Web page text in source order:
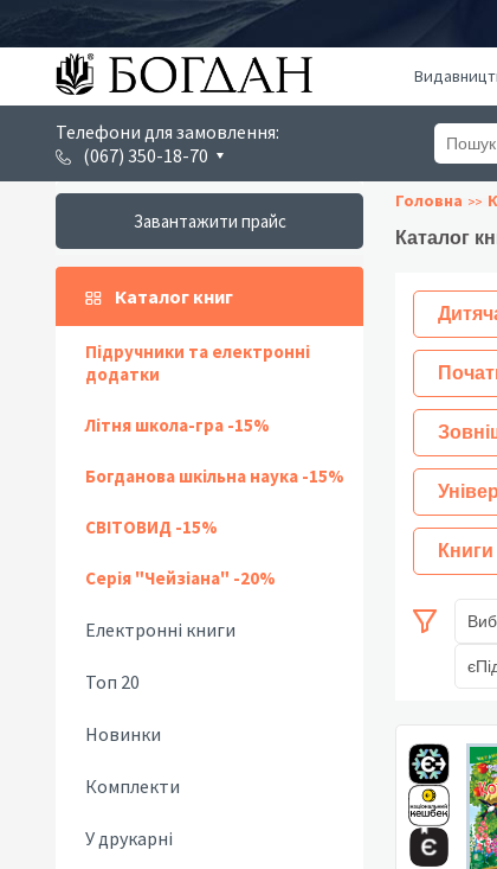
Телефони для замовлення:
(067) 350-18-70
Завантажити прайс
Каталог книг
Підручники та електронні
додатки
Літня школа-гра -15%
Богданова шкільна наука -15%
СВІТОВИД -15%
Серія "Чейзіана" -20%
Електронні книги
Топ 20
Новинки
Комплекти
У друкарні
Головна
Каталог